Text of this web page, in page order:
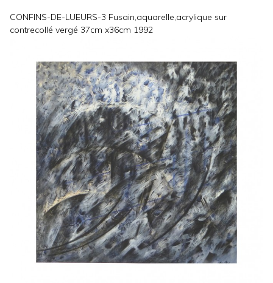
CONFINS-DE-LUEURS-3 Fusain,aquarelle,acrylique sur
contrecollé vergé 37cm x36cm 1992